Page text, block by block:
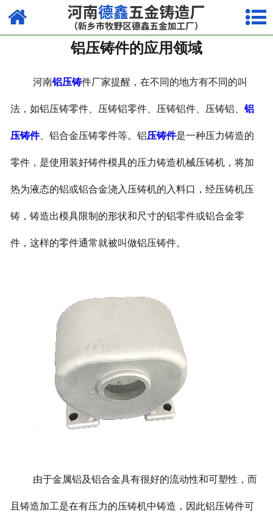
网站首页
走进我们
产品中心
荣誉资质
厂容厂貌
视频中心
铝压铸件的应用领域
河南铝压铸件厂家提醒，在不同的地方有不同的叫
法，如铝压铸零件、压铸铝零件、压铸铝件、压铸铝、铝
压铸件、铝合金压铸零件等。铝压铸件是一种压力铸造的
零件，是使用装好铸件模具的压力铸造机械压铸机，将加
热为液态的铝或铝合金浇入压铸机的入料口，经压铸机压
铸，铸造出模具限制的形状和尺寸的铝零件或铝合金零
件，这样的零件通常就被叫做铝压铸件。
由于金属铝及铝合金具有很好的流动性和可塑性，而
且铸造加工是在有压力的压铸机中铸造，因此铝压铸件可